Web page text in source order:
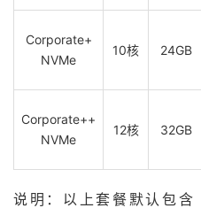
Corporate+
NVMe
10核 24GB
Corporate++
NVMe
12核 32GB
说明：以上套餐默认包